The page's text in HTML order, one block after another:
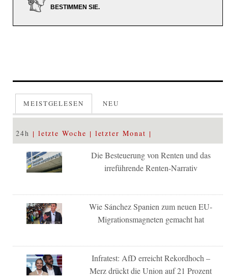
BESTIMMEN SIE.
MEISTGELESEN NEU
24h letzte Woche letzter Monat
Die Besteuerung von Renten und das
irreführende Renten-Narrativ
Wie Sánchez Spanien zum neuen EU-
Migrationsmagneten gemacht hat
Infratest: AfD erreicht Rekordhoch –
Merz drückt die Union auf 21 Prozent